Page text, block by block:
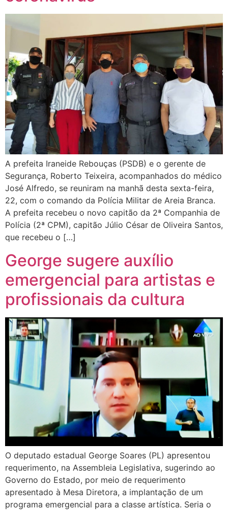
A prefeita Iraneide Rebouças (PSDB) e o gerente de
Segurança, Roberto Teixeira, acompanhados do médico
José Alfredo, se reuniram na manhã desta sexta-feira,
22, com o comando da Polícia Militar de Areia Branca.
A prefeita recebeu o novo capitão da 2ª Companhia de
Polícia (2ª CPM), capitão Júlio César de Oliveira Santos,
que recebeu o […]
George sugere auxílio
emergencial para artistas e
profissionais da cultura
O deputado estadual George Soares (PL) apresentou
requerimento, na Assembleia Legislativa, sugerindo ao
Governo do Estado, por meio de requerimento
apresentado à Mesa Diretora, a implantação de um
programa emergencial para a classe artística. Seria o